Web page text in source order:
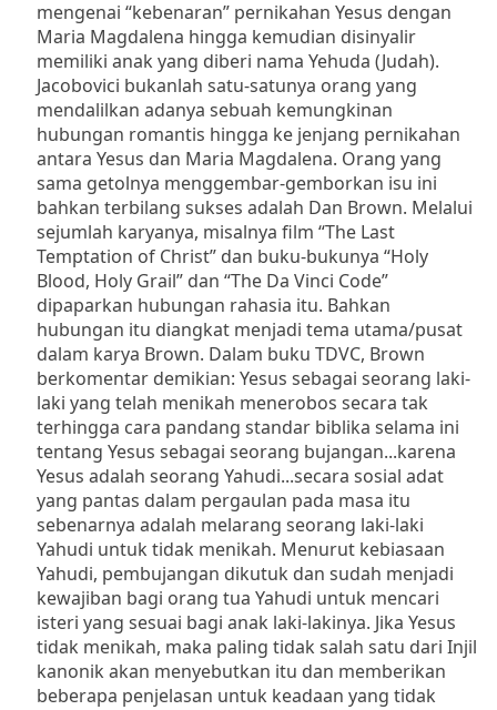
mengenai “kebenaran” pernikahan Yesus dengan
Maria Magdalena hingga kemudian disinyalir
memiliki anak yang diberi nama Yehuda (Judah).
Jacobovici bukanlah satu-satunya orang yang
mendalilkan adanya sebuah kemungkinan
hubungan romantis hingga ke jenjang pernikahan
antara Yesus dan Maria Magdalena. Orang yang
sama getolnya menggembar-gemborkan isu ini
bahkan terbilang sukses adalah Dan Brown. Melalui
sejumlah karyanya, misalnya film “The Last
Temptation of Christ” dan buku-bukunya “Holy
Blood, Holy Grail” dan “The Da Vinci Code”
dipaparkan hubungan rahasia itu. Bahkan
hubungan itu diangkat menjadi tema utama/pusat
dalam karya Brown. Dalam buku TDVC, Brown
berkomentar demikian: Yesus sebagai seorang laki-
laki yang telah menikah menerobos secara tak
terhingga cara pandang standar biblika selama ini
tentang Yesus sebagai seorang bujangan...karena
Yesus adalah seorang Yahudi...secara sosial adat
yang pantas dalam pergaulan pada masa itu
sebenarnya adalah melarang seorang laki-laki
Yahudi untuk tidak menikah. Menurut kebiasaan
Yahudi, pembujangan dikutuk dan sudah menjadi
kewajiban bagi orang tua Yahudi untuk mencari
isteri yang sesuai bagi anak laki-lakinya. Jika Yesus
tidak menikah, maka paling tidak salah satu dari Injil
kanonik akan menyebutkan itu dan memberikan
beberapa penjelasan untuk keadaan yang tidak